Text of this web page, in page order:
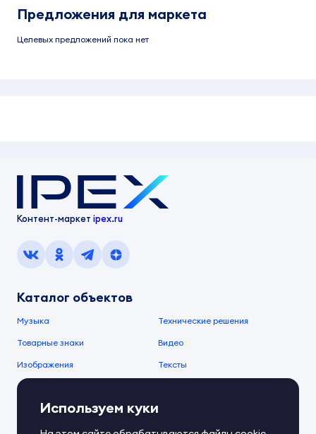
Предложения для маркета
Целевых предложений пока нет
Контент-маркет ipex.ru
Каталог объектов
Музыка Технические решения
Товарные знаки Видео
Изображения Тексты
О компании
О сервисеИспользуем куки